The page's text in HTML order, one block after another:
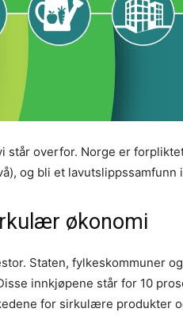
overfor. Norge er
og bli et
økonomi
Staten, fylkeskommuner
innkjøpene står for 10
for sirkulære produkter